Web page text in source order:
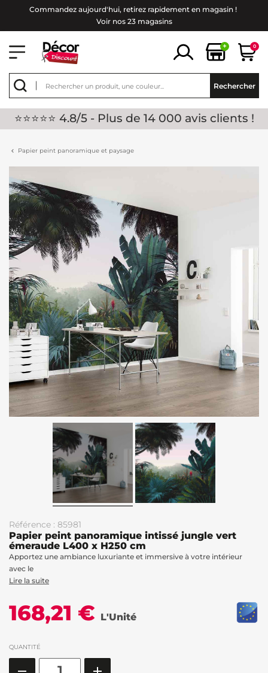
Commandez aujourd'hui, retirez rapidement en magasin !
Voir nos 23 magasins
+ 0
Rechercher
⭐⭐⭐⭐⭐ 4.8/5 - Plus de 14 000 avis clients !
Papier peint panoramique et paysage
Référence : 85981
Papier peint panoramique intissé jungle vert
émeraude L400 x H250 cm
Apportez une ambiance luxuriante et immersive à votre intérieur
avec le
Lire la suite
168,21 € L'Unité
QUANTITÉ